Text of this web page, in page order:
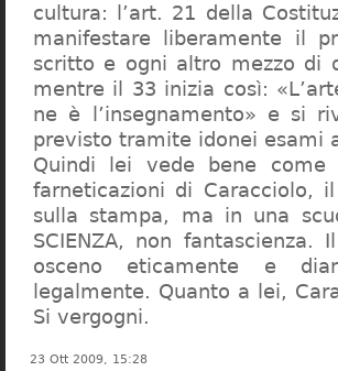
cultura: l’art. 21 della
manifestare liberamente il
scritto e ogni altro mezzo di
mentre il 33 inizia così:
ne è l’insegnamento» e si
previsto tramite idonei esami
Quindi lei vede bene
farneticazioni di Caracciolo,
sulla stampa, ma in una
SCIENZA, non
osceno eticamente e
legalmente. Quanto a lei,
Si vergogni.
23 Ott 2009, 15:28